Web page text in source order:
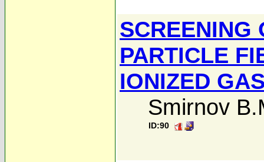
SCREENING
PARTICLE
IONIZED
Smirnov
ID:90